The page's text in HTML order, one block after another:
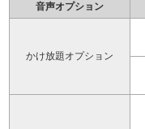
音声オプション
かけ放題オプション